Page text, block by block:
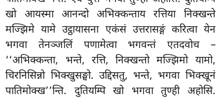
खो आयस्मा आनन्दो अभिक्कन्ताय रत्तिया निक्खन्ते
मज्झिमे यामे उट्ठायासना एकंसं उत्तरासङ्गं करित्वा येन
भगवा तेनञ्जलिं पणामेत्वा भगवन्तं एतदवोच –
‘‘अभिक्कन्ता, भन्ते, रत्ति, निक्खन्तो मज्झिमो यामो,
चिरनिसिन्नो भिक्खुसङ्घो. उद्दिसतु, भन्ते, भगवा भिक्खूनं
पातिमोक्ख’’न्ति. दुतियम्पि खो भगवा तुण्ही अहोसि.